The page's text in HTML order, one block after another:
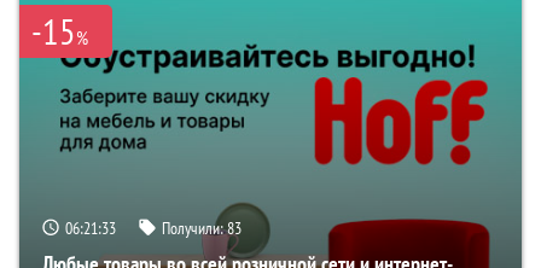
-15%
06:21:33 Получили:83